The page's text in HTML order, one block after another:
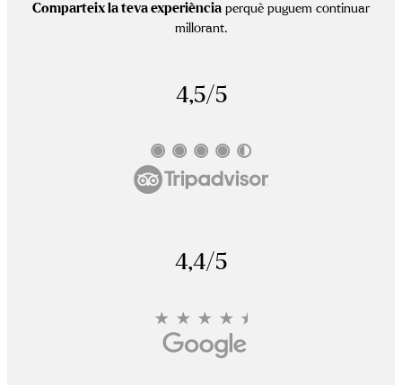
Comparteix la teva experiència perquè puguem continuar
millorant.
4,5/5
4,4/5